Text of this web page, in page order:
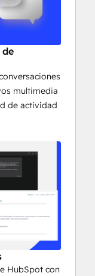
antes
multimedia
de actividad
HubSpot con